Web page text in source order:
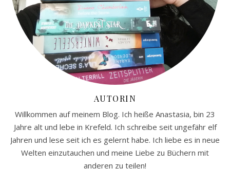
AUTORIN
Willkommen auf meinem Blog. Ich heiße Anastasia, bin 23
Jahre alt und lebe in Krefeld. Ich schreibe seit ungefähr elf
Jahren und lese seit ich es gelernt habe. Ich liebe es in neue
Welten einzutauchen und meine Liebe zu Büchern mit
anderen zu teilen!